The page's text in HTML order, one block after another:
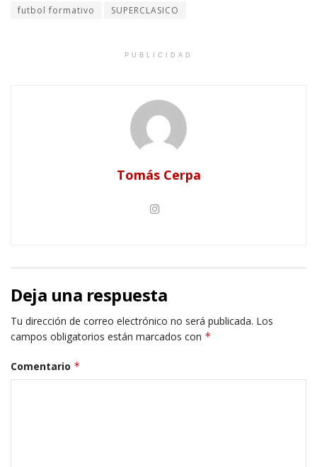
futbol formativo SUPERCLASICO
PUBLICIDAD
Tomás Cerpa
Deja una respuesta
Tu dirección de correo electrónico no será publicada. Los
campos obligatorios están marcados con *
Comentario *